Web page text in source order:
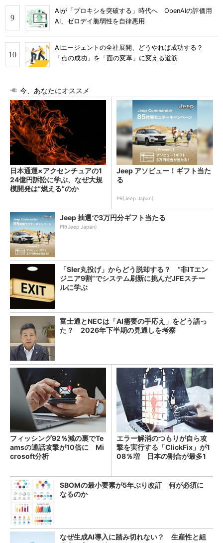
AIが「プロキシを突破する」時代へ OpenAIの評価用
AI、ゼロデイ脆弱性を自律悪用
AIエージェントの全社展開、どうやれば成功する？
「点の成功」を「面の変革」に変える道筋
今、あなたにオススメ
日本通運×アクセンチュアの1
24億円訴訟に学ぶ、なぜ大規
模開発は“燃える”のか
Jeep アソビュー！ギフト当た
る
PR(Jeep Japan)
Jeep 抽選で3万円分ギフト当たる
PR(Jeep Japan)
「SIer丸投げ」からどう脱却する？ “非ITエン
ジニア9割”でシステム刷新に挑んだJFEスチー
ルに学ぶ
富士通とNECは「AI需要の手応え」をどう語っ
た？ 2026年下半期の見通しを考察
フィッシング92％減の裏でTe
amsの通話攻撃が10倍に Mi
crosoft分析
エラー解消のつもりが自ら攻
撃を実行する「ClickFix」が1
08％増 日本の割合が最多1
SBOMの最小要素が5年ぶり改訂 何が必須に
なるのか
なぜ生成AI導入に踏み切れない？ 生産性と組